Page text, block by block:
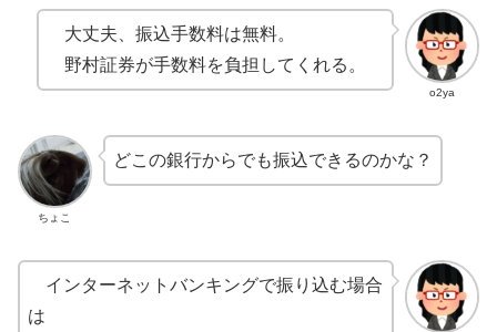
o2ya
大丈夫、振込手数料は無料。
野村証券が手数料を負担してくれる。
ちょこ
どこの銀行からでも振込できるのかな？
インターネットバンキングで振り込む場合
は